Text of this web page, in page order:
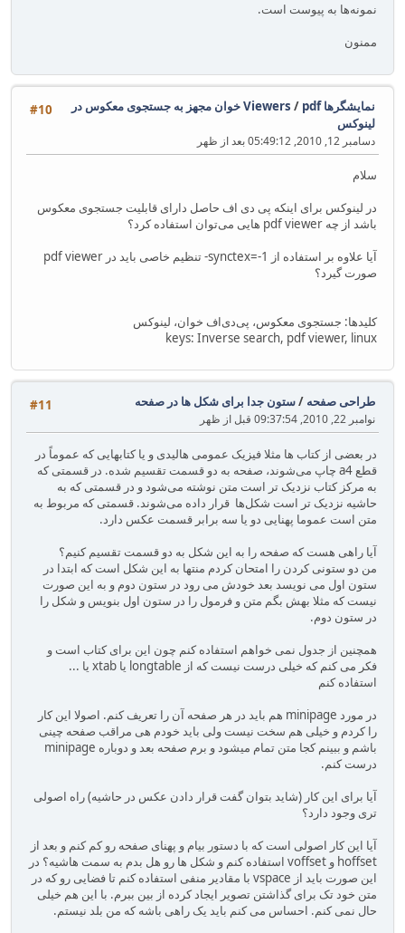
نمونه‌ها به پیوست است.
ممنون
#10 نمایشگرها Viewers /
pdf خوان مجهز به جستجوی معکوس در
لینوکس
دسامبر 12, 2010, 05:49:12 بعد از ظهر
سلام
در لینوکس برای اینکه پی دی اف حاصل دارای قابلیت جستجوی معکوس
باشد از چه pdf viewer هایی می‌توان استفاده کرد؟
آیا علاوه بر استفاده از synctex=-1- تنظیم خاصی باید در pdf viewer
صورت گیرد؟
کلید‌ها: جستجوی معکوس، پی‌دی‌اف خوان، لینوکس
keys: Inverse search, pdf viewer, linux
#11 طراحی صفحه /ستون جدا برای شکل ها در صفحه
نوامبر 22, 2010, 09:37:54 قبل از ظهر
در بعضی از کتاب ها مثلا فیزیک عمومی هالیدی و یا کتابهایی که عموماً در
قطع a4 چاپ می‌شوند، صفحه به دو قسمت تقسیم شده. در قسمتی که
به مرکز کتاب نزدیک تر است متن نوشته می‌شود و در قسمتی که به
حاشیه نزدیک تر است شکل‌ها قرار داده می‌شوند. قسمتی که مربوط به
متن است عموما پهنایی دو یا سه برابر قسمت عکس دارد.
آیا راهی هست که صفحه را به این شکل به دو قسمت تقسیم کنیم؟
من دو ستونی کردن را امتحان کردم منتها به این شکل است که ابتدا در
ستون اول می نویسد بعد خودش می رود در ستون دوم و به این صورت
نیست که مثلا بهش بگم متن و فرمول را در ستون اول بنویس و شکل را
در ستون دوم.
همچنین از جدول نمی خواهم استفاده کنم چون این برای کتاب است و
فکر می کنم که خیلی درست نیست که از longtable یا xtab یا ...
استفاده کنم
در مورد minipage هم باید در هر صفحه آن را تعریف کنم. اصولا این کار
را کردم و خیلی هم سخت نیست ولی باید خودم هی مراقب صفحه چینی
باشم و ببینم کجا متن تمام میشود و برم صفحه بعد و دوباره minipage
درست کنم.
آیا برای این کار (شاید بتوان گفت قرار دادن عکس در حاشیه) راه اصولی
تری وجود دارد؟
آیا این کار اصولی است که با دستور بیام و پهنای صفحه رو کم کنم و بعد از
hoffset و voffset استفاده کنم و شکل ها رو هل بدم به سمت هاشیه؟ در
این صورت باید از vspace با مقادیر منفی استفاده کنم تا فضایی رو که در
متن خود تک برای گذاشتن تصویر ایجاد کرده از بین ببرم. با این هم خیلی
حال نمی کنم. احساس می کنم باید یک راهی باشه که من بلد نیستم.